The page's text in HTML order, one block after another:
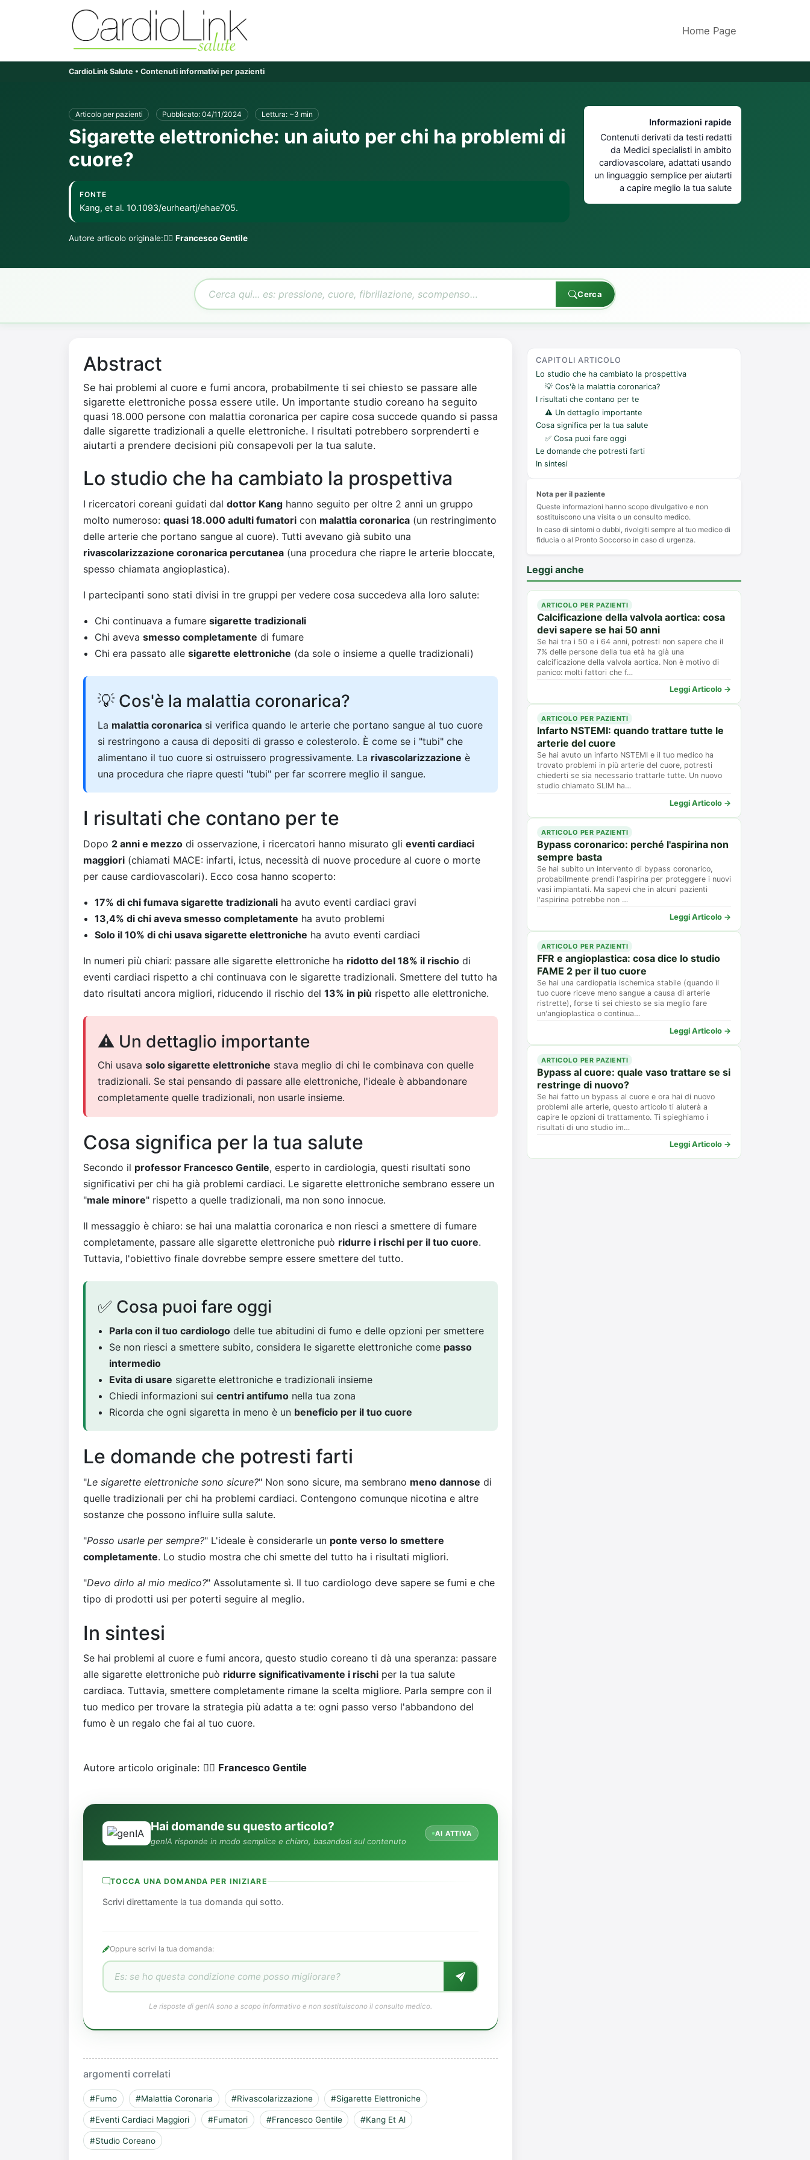
Home Page
CardioLink Salute • Contenuti informativi per pazienti
Articolo per pazienti Pubblicato: 04/11/2024 Lettura: ~3 min
Sigarette elettroniche: un aiuto per chi ha problemi di
cuore?
FONTE
Kang, et al. 10.1093/eurheartj/ehae705.
Autore articolo originale:👨‍⚕️ Francesco Gentile
Informazioni rapide
Contenuti derivati da testi redatti
da Medici specialisti in ambito
cardiovascolare, adattati usando
un linguaggio semplice per aiutarti
a capire meglio la tua salute
Cerca
Abstract
Se hai problemi al cuore e fumi ancora, probabilmente ti sei chiesto se passare alle
sigarette elettroniche possa essere utile. Un importante studio coreano ha seguito
quasi 18.000 persone con malattia coronarica per capire cosa succede quando si passa
dalle sigarette tradizionali a quelle elettroniche. I risultati potrebbero sorprenderti e
aiutarti a prendere decisioni più consapevoli per la tua salute.
Lo studio che ha cambiato la prospettiva
I ricercatori coreani guidati dal dottor Kang hanno seguito per oltre 2 anni un gruppo
molto numeroso: quasi 18.000 adulti fumatori con malattia coronarica (un restringimento
delle arterie che portano sangue al cuore). Tutti avevano già subito una
rivascolarizzazione coronarica percutanea (una procedura che riapre le arterie bloccate,
spesso chiamata angioplastica).
I partecipanti sono stati divisi in tre gruppi per vedere cosa succedeva alla loro salute:
Chi continuava a fumaresigarette tradizionali
Chi avevasmesso completamente di fumare
Chi era passato allesigarette elettroniche (da sole o insieme a quelle tradizionali)
💡 Cos'è la malattia coronarica?
La malattia coronarica si verifica quando le arterie che portano sangue al tuo cuore
si restringono a causa di depositi di grasso e colesterolo. È come se i "tubi" che
alimentano il tuo cuore si ostruissero progressivamente. La rivascolarizzazione è
una procedura che riapre questi "tubi" per far scorrere meglio il sangue.
I risultati che contano per te
Dopo 2 anni e mezzo di osservazione, i ricercatori hanno misurato gli eventi cardiaci
maggiori (chiamati MACE: infarti, ictus, necessità di nuove procedure al cuore o morte
per cause cardiovascolari). Ecco cosa hanno scoperto:
17% di chi fumava sigarette tradizionali ha avuto eventi cardiaci gravi
13,4% di chi aveva smesso completamente ha avuto problemi
Solo il 10% di chi usava sigarette elettroniche ha avuto eventi cardiaci
In numeri più chiari: passare alle sigarette elettroniche ha ridotto del 18% il rischio di
eventi cardiaci rispetto a chi continuava con le sigarette tradizionali. Smettere del tutto ha
dato risultati ancora migliori, riducendo il rischio del 13% in più rispetto alle elettroniche.
⚠️ Un dettaglio importante
Chi usava solo sigarette elettroniche stava meglio di chi le combinava con quelle
tradizionali. Se stai pensando di passare alle elettroniche, l'ideale è abbandonare
completamente quelle tradizionali, non usarle insieme.
Cosa significa per la tua salute
Secondo il professor Francesco Gentile, esperto in cardiologia, questi risultati sono
significativi per chi ha già problemi cardiaci. Le sigarette elettroniche sembrano essere un
"male minore" rispetto a quelle tradizionali, ma non sono innocue.
Il messaggio è chiaro: se hai una malattia coronarica e non riesci a smettere di fumare
completamente, passare alle sigarette elettroniche può ridurre i rischi per il tuo cuore.
Tuttavia, l'obiettivo finale dovrebbe sempre essere smettere del tutto.
✅ Cosa puoi fare oggi
Parla con il tuo cardiologo delle tue abitudini di fumo e delle opzioni per smettere
Se non riesci a smettere subito, considera le sigarette elettroniche come passo
intermedio
Evita di usare sigarette elettroniche e tradizionali insieme
Chiedi informazioni suicentri antifumo nella tua zona
Ricorda che ogni sigaretta in meno è un beneficio per il tuo cuore
Le domande che potresti farti
"Le sigarette elettroniche sono sicure?" Non sono sicure, ma sembrano meno dannose di
quelle tradizionali per chi ha problemi cardiaci. Contengono comunque nicotina e altre
sostanze che possono influire sulla salute.
"Posso usarle per sempre?" L'ideale è considerarle un ponte verso lo smettere
completamente. Lo studio mostra che chi smette del tutto ha i risultati migliori.
"Devo dirlo al mio medico?" Assolutamente sì. Il tuo cardiologo deve sapere se fumi e che
tipo di prodotti usi per poterti seguire al meglio.
In sintesi
Se hai problemi al cuore e fumi ancora, questo studio coreano ti dà una speranza: passare
alle sigarette elettroniche può ridurre significativamente i rischi per la tua salute
cardiaca. Tuttavia, smettere completamente rimane la scelta migliore. Parla sempre con il
tuo medico per trovare la strategia più adatta a te: ogni passo verso l'abbandono del
fumo è un regalo che fai al tuo cuore.
Autore articolo originale: 👨‍⚕️ Francesco Gentile
Hai domande su questo articolo?
genIA risponde in modo semplice e chiaro, basandosi sul contenuto
AI ATTIVA
TOCCA UNA DOMANDA PER INIZIARE
Scrivi direttamente la tua domanda qui sotto.
Oppure scrivi la tua domanda:
Le risposte di genIA sono a scopo informativo e non sostituiscono il consulto medico.
argomenti correlati
#Fumo #Malattia Coronaria #Rivascolarizzazione #Sigarette Elettroniche
#Eventi Cardiaci Maggiori #Fumatori #Francesco Gentile #Kang Et Al
#Studio Coreano
CAPITOLI ARTICOLO
Lo studio che ha cambiato la prospettiva
💡 Cos'è la malattia coronarica?
I risultati che contano per te
⚠️ Un dettaglio importante
Cosa significa per la tua salute
✅ Cosa puoi fare oggi
Le domande che potresti farti
In sintesi
Nota per il paziente
Queste informazioni hanno scopo divulgativo e non
sostituiscono una visita o un consulto medico.
In caso di sintomi o dubbi, rivolgiti sempre al tuo medico di
fiducia o al Pronto Soccorso in caso di urgenza.
Leggi anche
ARTICOLO PER PAZIENTI
Calcificazione della valvola aortica: cosa
devi sapere se hai 50 anni
Se hai tra i 50 e i 64 anni, potresti non sapere che il
7% delle persone della tua età ha già una
calcificazione della valvola aortica. Non è motivo di
panico: molti fattori che f…
Leggi Articolo →
ARTICOLO PER PAZIENTI
Infarto NSTEMI: quando trattare tutte le
arterie del cuore
Se hai avuto un infarto NSTEMI e il tuo medico ha
trovato problemi in più arterie del cuore, potresti
chiederti se sia necessario trattarle tutte. Un nuovo
studio chiamato SLIM ha…
Leggi Articolo →
ARTICOLO PER PAZIENTI
Bypass coronarico: perché l'aspirina non
sempre basta
Se hai subito un intervento di bypass coronarico,
probabilmente prendi l'aspirina per proteggere i nuovi
vasi impiantati. Ma sapevi che in alcuni pazienti
l'aspirina potrebbe non …
Leggi Articolo →
ARTICOLO PER PAZIENTI
FFR e angioplastica: cosa dice lo studio
FAME 2 per il tuo cuore
Se hai una cardiopatia ischemica stabile (quando il
tuo cuore riceve meno sangue a causa di arterie
ristrette), forse ti sei chiesto se sia meglio fare
un'angioplastica o continua…
Leggi Articolo →
ARTICOLO PER PAZIENTI
Bypass al cuore: quale vaso trattare se si
restringe di nuovo?
Se hai fatto un bypass al cuore e ora hai di nuovo
problemi alle arterie, questo articolo ti aiuterà a
capire le opzioni di trattamento. Ti spieghiamo i
risultati di uno studio im…
Leggi Articolo →